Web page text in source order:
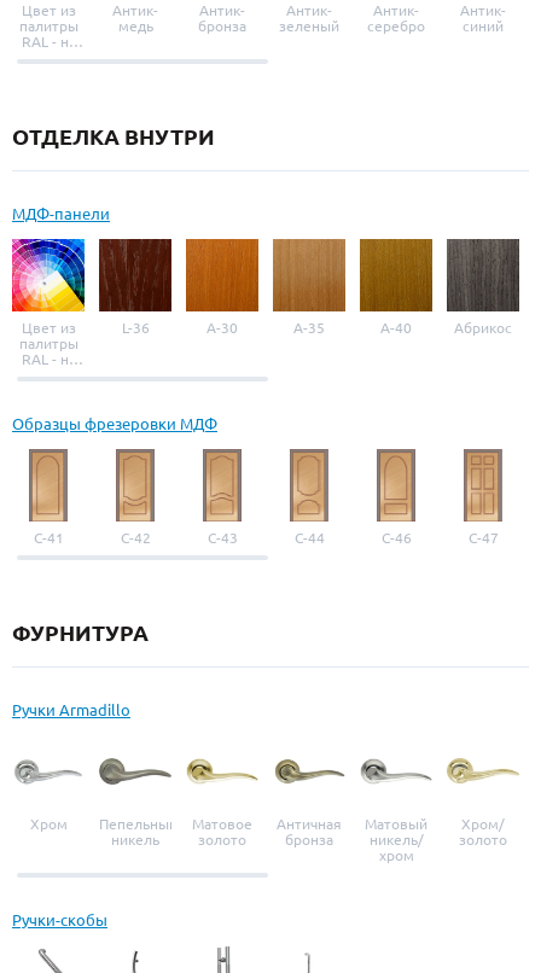
Цвет из
палитры
RAL - на
выбор
Антик-
медь
Антик-
бронза
Антик-
зеленый
Антик-
серебро
Антик-
синий
ОТДЕЛКА ВНУТРИ
МДФ-панели
Цвет из
палитры
RAL - на
выбор
L-36 A-30 A-35 A-40 Абрикос
Образцы фрезеровки МДФ
С-41 С-42 С-43 С-44 С-46 С-47
ФУРНИТУРА
Ручки Armadillo
Хром
Пепельный
никель
Матовое
золото
Античная
бронза
Матовый
никель/
хром
Хром/
золото
Ручки-скобы